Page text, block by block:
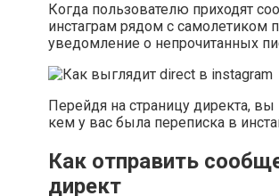
Когда пользователю приходят
инстаграм рядом с самолетиком
уведомление о непрочитанных
Перейдя на страницу директа, вы
кем у вас была переписка в
Как отправить
директ